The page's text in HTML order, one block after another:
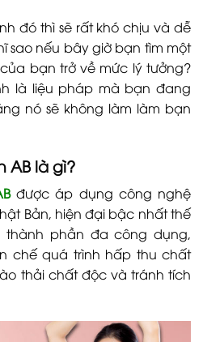
đó thì sẽ rất khó chịu và dễ
sao nếu bây giờ bạn tìm một
bạn trở về mức lý tưởng?
là liệu pháp mà bạn đang
nó sẽ không làm làm bạn
AB là gì?
được áp dụng công nghệ
Bản, hiện đại bậc nhất thế
thành phần đa công dụng,
chế quá trình hấp thu chất
thải chất độc và tránh tích